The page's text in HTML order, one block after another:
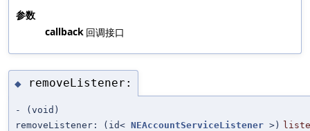
参数
callback 回调接口
◆ removeListener:
- (void)
removeListener:
(id< NEAccountServiceListener >)